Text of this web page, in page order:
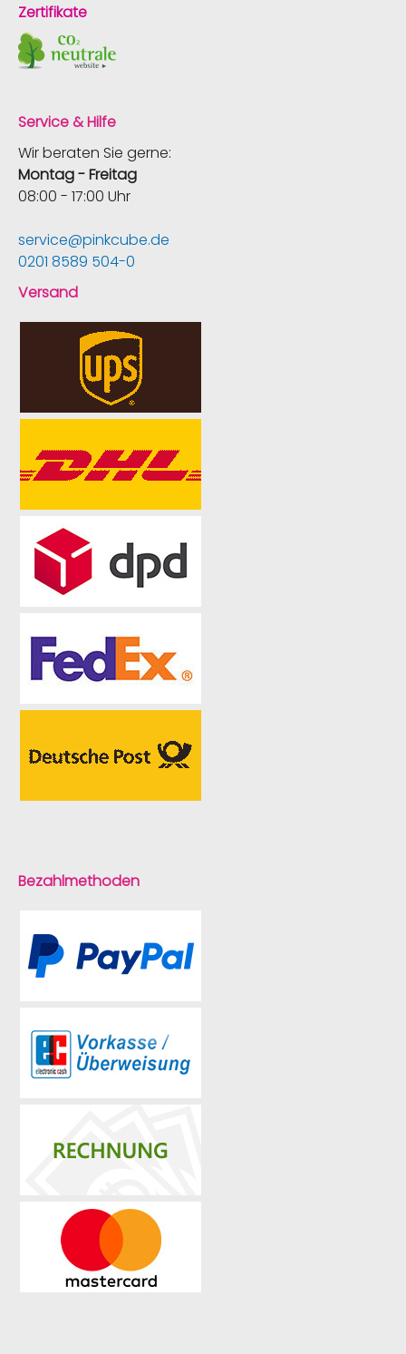
Zertifikate
Service & Hilfe
Wir beraten Sie gerne:
Montag - Freitag
08:00 - 17:00 Uhr
service@pinkcube.de
0201 8589 504-0
Versand
Bezahlmethoden